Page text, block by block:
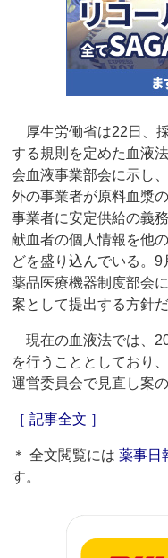
厚生労働省は22日、
する規則を定めた血液
会血液事業部会に示し
外の事業者が原料血漿
事業者に安定供給の義
献血者の個人情報を他
どを盛り込んでいる。
薬品医療機器制度部会
案として提出する方針だ
現在の血液法では、
を行うこととしており
運営委員会で見直し案
［ 記事全文 ］
＊ 全文閲覧には薬事日
す。